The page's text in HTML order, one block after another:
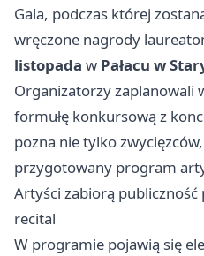
Gala, podczas której
wręczone nagrody
listopada w Pałacu w
Organizatorzy zaplanowali
formułę konkursową z
pozna nie tylko
przygotowany program
Artyści zabiorą
recital
W programie pojawią się